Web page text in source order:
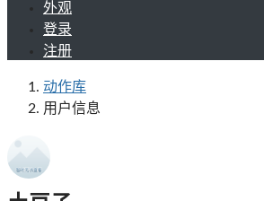
外观
登录
注册
动作库
用户信息